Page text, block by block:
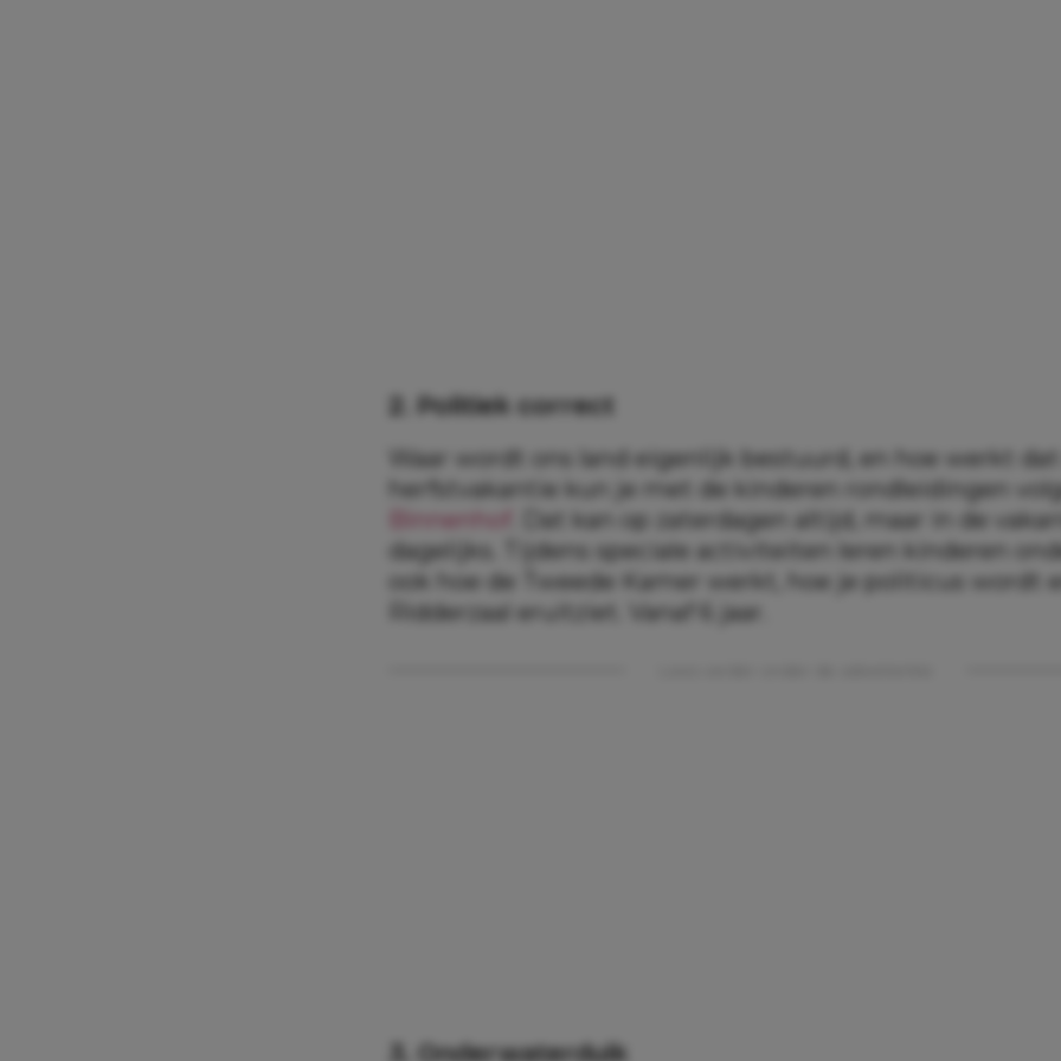
2. Politiek correct
Waar wordt ons land eigenlijk bestuurd, en hoe werkt
herfstvakantie kun je met de kinderen rondleidingen
Binnenhof
. Dat kan op zaterdagen altijd, maar in de
dagelijks. Tijdens speciale activiteiten leren kinderen
ook hoe de Tweede Kamer werkt, hoe je politicus wordt
Ridderzaal eruitziet. Vanaf 6 jaar.
3. Onderwaterduik